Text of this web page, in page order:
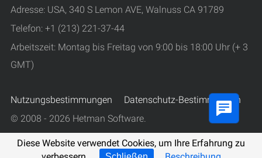
Diese Website verwendet Cookies, um Ihre Erfahrung zu
Adresse: USA, 340 S Lemon AVE, Walnuss CA 91789
Telefon: +1 (213) 221-37-44
Arbeitszeit: Montag bis Freitag von 9:00 bis 18:00 Uhr (+ 3
GMT)
Nutzungsbestimmungen
Datenschutz-Bestimmungen
© 2008 - 2026 Hetman Software.
Alle Rechte vorbehalten.